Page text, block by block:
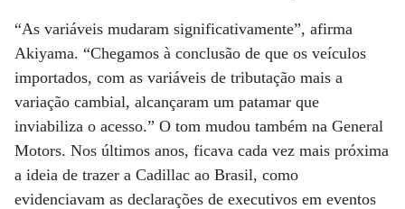
“As variáveis mudaram significativamente”, afirma
Akiyama. “Chegamos à conclusão de que os veículos
importados, com as variáveis de tributação mais a
variação cambial, alcançaram um patamar que
inviabiliza o acesso.” O tom mudou também na General
Motors. Nos últimos anos, ficava cada vez mais próxima
a ideia de trazer a Cadillac ao Brasil, como
evidenciavam as declarações de executivos em eventos